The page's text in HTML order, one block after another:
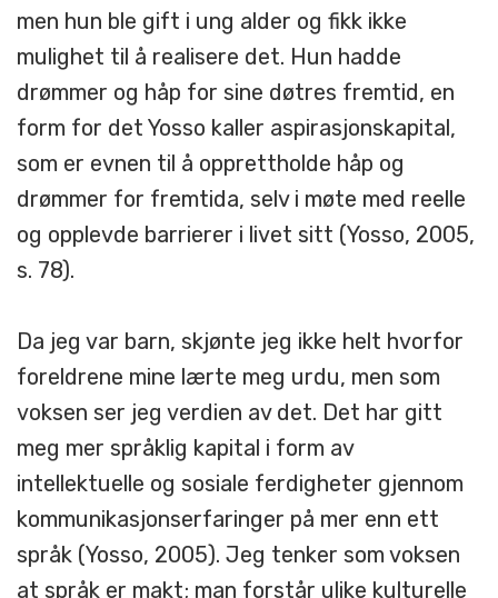
men hun ble gift i ung alder og fikk ikke
mulighet til å realisere det. Hun hadde
drømmer og håp for sine døtres fremtid, en
form for det Yosso kaller aspirasjonskapital,
som er evnen til å opprettholde håp og
drømmer for fremtida, selv i møte med reelle
og opplevde barrierer i livet sitt (Yosso, 2005,
s. 78).
Da jeg var barn, skjønte jeg ikke helt hvorfor
foreldrene mine lærte meg urdu, men som
voksen ser jeg verdien av det. Det har gitt
meg mer språklig kapital i form av
intellektuelle og sosiale ferdigheter gjennom
kommunikasjonserfaringer på mer enn ett
språk (Yosso, 2005). Jeg tenker som voksen
at språk er makt; man forstår ulike kulturelle